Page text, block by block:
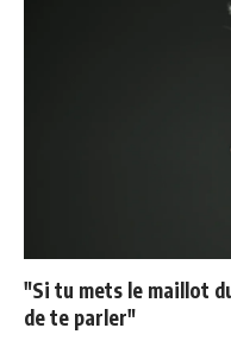
"Si tu mets le maillot
de te parler"